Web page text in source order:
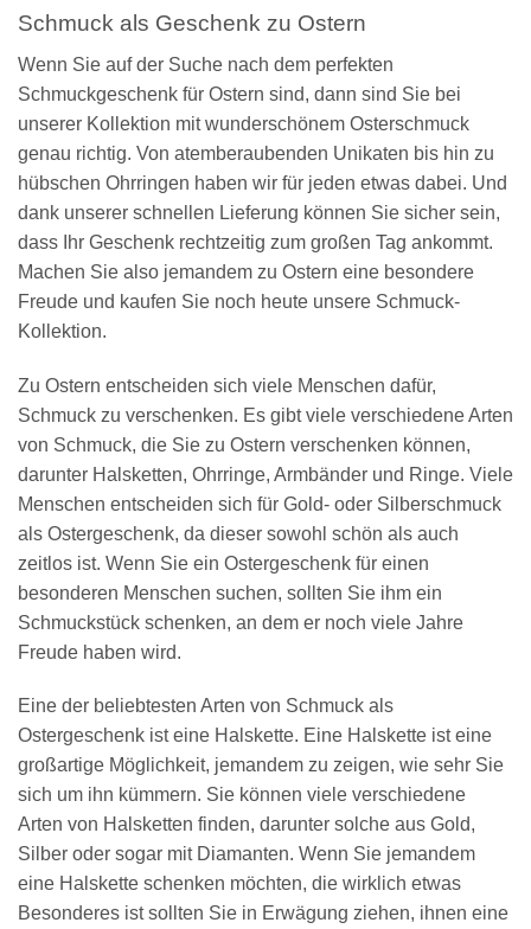
Schmuck als Geschenk zu Ostern
Wenn Sie auf der Suche nach dem perfekten
Schmuckgeschenk für Ostern sind, dann sind Sie bei
unserer Kollektion mit wunderschönem Osterschmuck
genau richtig. Von atemberaubenden Unikaten bis hin zu
hübschen Ohrringen haben wir für jeden etwas dabei. Und
dank unserer schnellen Lieferung können Sie sicher sein,
dass Ihr Geschenk rechtzeitig zum großen Tag ankommt.
Machen Sie also jemandem zu Ostern eine besondere
Freude und kaufen Sie noch heute unsere Schmuck-
Kollektion.
Zu Ostern entscheiden sich viele Menschen dafür,
Schmuck zu verschenken. Es gibt viele verschiedene Arten
von Schmuck, die Sie zu Ostern verschenken können,
darunter Halsketten, Ohrringe, Armbänder und Ringe. Viele
Menschen entscheiden sich für Gold- oder Silberschmuck
als Ostergeschenk, da dieser sowohl schön als auch
zeitlos ist. Wenn Sie ein Ostergeschenk für einen
besonderen Menschen suchen, sollten Sie ihm ein
Schmuckstück schenken, an dem er noch viele Jahre
Freude haben wird.
Eine der beliebtesten Arten von Schmuck als
Ostergeschenk ist eine Halskette. Eine Halskette ist eine
großartige Möglichkeit, jemandem zu zeigen, wie sehr Sie
sich um ihn kümmern. Sie können viele verschiedene
Arten von Halsketten finden, darunter solche aus Gold,
Silber oder sogar mit Diamanten. Wenn Sie jemandem
eine Halskette schenken möchten, die wirklich etwas
Besonderes ist sollten Sie in Erwägung ziehen, ihnen eine